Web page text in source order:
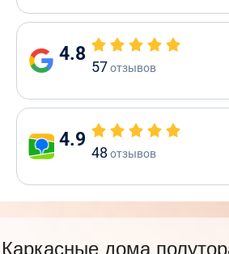
4.8
57отзывов
4.9
48 отзывов
Каркасные дома